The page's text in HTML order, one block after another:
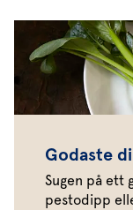
Godaste
Sugen på ett
pestodipp